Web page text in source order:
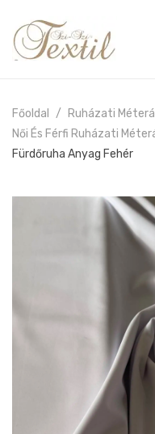
Főoldal
Ruházati
Női És Férfi Ruházati
Fürdőruha Anyag Fehér